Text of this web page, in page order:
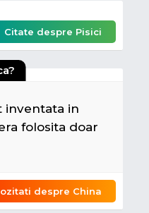
Citate despre Pisici
inventata in
folosita doar
despre China